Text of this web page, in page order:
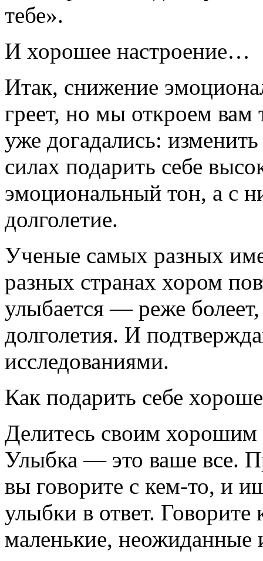
тебе».
И хорошее настроение…
Итак, снижение
греет, но мы откроем вам
уже догадались:
силах подарить себе
эмоциональный тон, а с
долголетие.
Ученые самых разных
разных странах хором
улыбается — реже
долголетия. И
исследованиями.
Как подарить себе
Делитесь своим
Улыбка — это ваше все.
вы говорите с кем-то, и
улыбки в ответ.
маленькие, неожиданные